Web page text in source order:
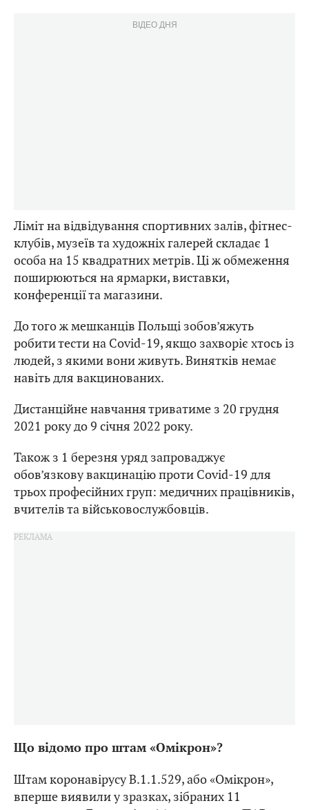
ВІДЕО ДНЯ
Ліміт на відвідування спортивних залів, фітнес-
клубів, музеїв та художніх галерей складає 1
особа на 15 квадратних метрів. Ці ж обмеження
поширюються на ярмарки, виставки,
конференції та магазини.
До того ж мешканців Польщі зобов’яжуть
робити тести на Covid-19, якщо захворіє хтось із
людей, з якими вони живуть. Винятків немає
навіть для вакцинованих.
Дистанційне навчання триватиме з 20 грудня
2021 року до 9 січня 2022 року.
Також з 1 березня уряд запроваджує
обов’язкову вакцинацію проти Covid-19 для
трьох професійних груп: медичних працівників,
вчителів та військовослужбовців.
Що відомо про штам «Омікрон»?
Штам коронавірусу B.1.1.529, або «Омікрон»,
вперше виявили у зразках, зібраних 11